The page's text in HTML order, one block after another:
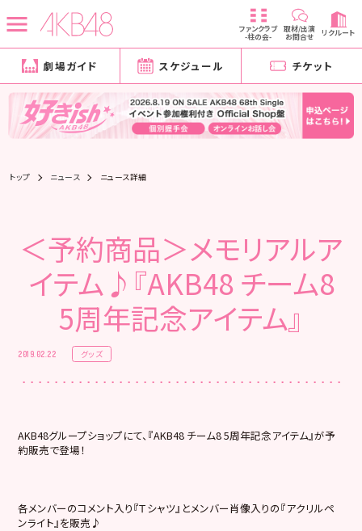
ファンクラブ
-柱の会-
取材/出演
お問合せ リクルート
劇場ガイド スケジュール チケット
トップ ニュース ニュース詳細
＜予約商品＞メモリアルア
イテム♪『AKB48 チーム8
5周年記念アイテム』
2019.02.22 グッズ
AKB48グループショップにて、『AKB48 チーム8 5周年記念アイテム』が予
約販売で登場！
各メンバーのコメント入り『Ｔシャツ』とメンバー肖像入りの『アクリルペ
ンライト』を販売♪